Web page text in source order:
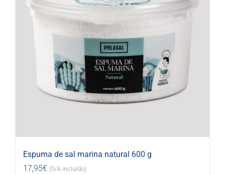
Espuma de sal marina natural 600 g
17,95€ (IVA incluido)